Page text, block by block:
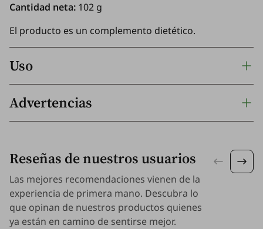
Cantidad neta: 102 g
El producto es un complemento dietético.
Uso
Advertencias
Reseñas de nuestros usuarios
Las mejores recomendaciones vienen de la
experiencia de primera mano. Descubra lo
que opinan de nuestros productos quienes
ya están en camino de sentirse mejor.